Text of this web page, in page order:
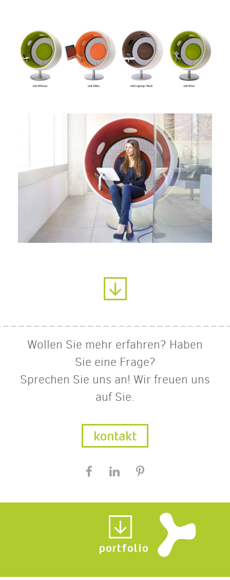
Wollen Sie mehr erfahren? Haben
Sie eine Frage?
Sprechen Sie uns an! Wir freuen uns
auf Sie.
kontakt
portfolio